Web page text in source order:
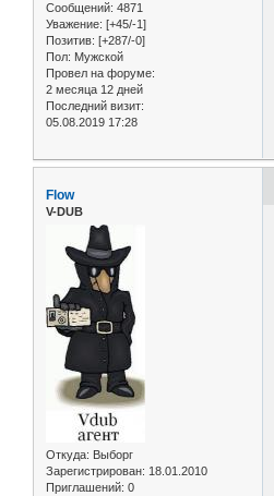
Сообщений: 4871
Уважение: [+45/-1]
Позитив: [+287/-0]
Пол: Мужской
Провел на форуме:
2 месяца 12 дней
Последний визит:
05.08.2019 17:28
Flow
V-DUB
Откуда: Выборг
Зарегистрирован: 18.01.2010
Приглашений: 0